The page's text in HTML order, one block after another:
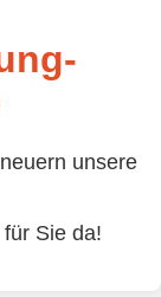
unsere
Sie da!